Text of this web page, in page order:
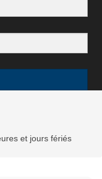
et jours fériés